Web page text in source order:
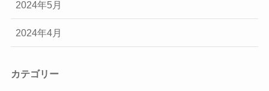
2024年5月
2024年4月
カテゴリー